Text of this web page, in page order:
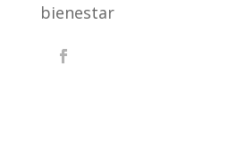
bienestar